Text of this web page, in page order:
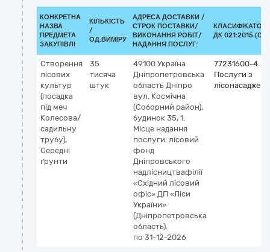
КОНКРЕТНА
НАЗВА
ПРЕДМЕТА
ЗАКУПІВЛІ
КІЛЬКІСТЬ
/
ОД.ВИМІРУ
АДРЕСА ДОСТАВКИ /
СТРОК ПОСТАВКИ/
ВИКОНАННЯ РОБІТ/
НАДАННЯ ПОСЛУГ:
КЛАСИФІКАТОР
ДК 021:2015
Створення
лісових
культур
(посадка
під меч
Колесова/
садильну
трубу),
Середні
ґрунти
35
тисяча
штук
49100 Україна
Дніпропетровська
область Дніпро
вул. Космічна
(Соборний район),
будинок 35, 1.
Місце надання
послуги: лісовий
фонд
Дніпровського
надлісництвафілії
«Східний лісовий
офіс» ДП «Ліси
України»
(Дніпропетровська
область).
по 31-12-2026
77231600-4
Послуги з